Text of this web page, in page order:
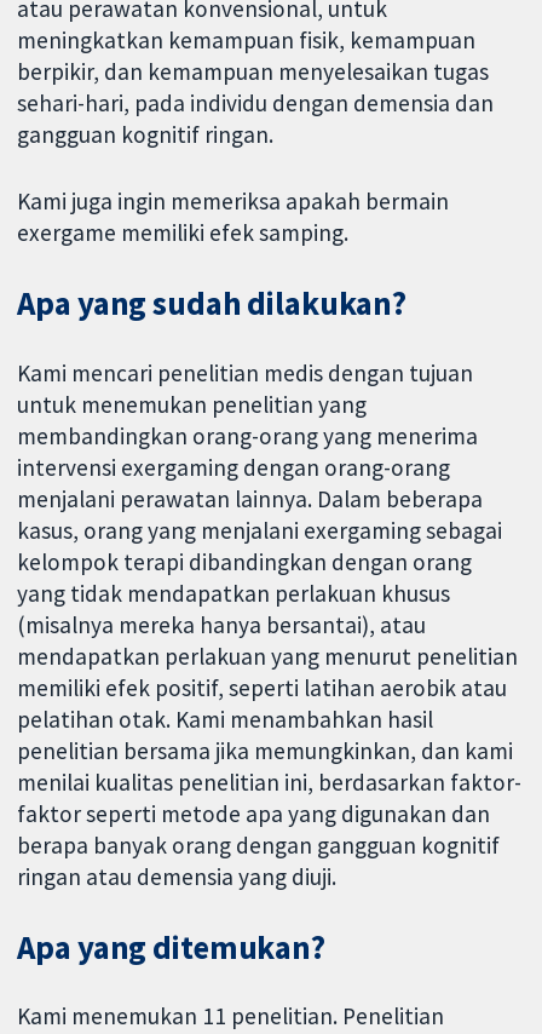
atau perawatan konvensional, untuk
meningkatkan kemampuan fisik, kemampuan
berpikir, dan kemampuan menyelesaikan tugas
sehari-hari, pada individu dengan demensia dan
gangguan kognitif ringan.
Kami juga ingin memeriksa apakah bermain
exergame memiliki efek samping.
Apa yang sudah dilakukan?
Kami mencari penelitian medis dengan tujuan
untuk menemukan penelitian yang
membandingkan orang-orang yang menerima
intervensi exergaming dengan orang-orang
menjalani perawatan lainnya. Dalam beberapa
kasus, orang yang menjalani exergaming sebagai
kelompok terapi dibandingkan dengan orang
yang tidak mendapatkan perlakuan khusus
(misalnya mereka hanya bersantai), atau
mendapatkan perlakuan yang menurut penelitian
memiliki efek positif, seperti latihan aerobik atau
pelatihan otak. Kami menambahkan hasil
penelitian bersama jika memungkinkan, dan kami
menilai kualitas penelitian ini, berdasarkan faktor-
faktor seperti metode apa yang digunakan dan
berapa banyak orang dengan gangguan kognitif
ringan atau demensia yang diuji.
Apa yang ditemukan?
Kami menemukan 11 penelitian. Penelitian